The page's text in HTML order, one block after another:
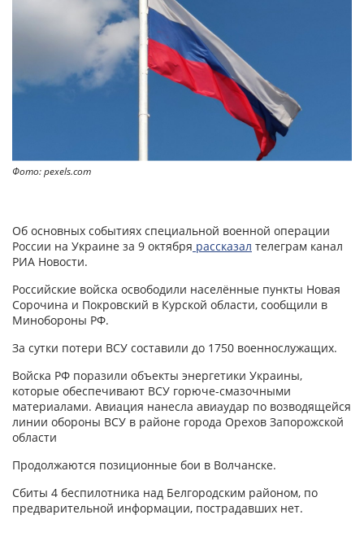
Фото: pexels.com
Об основных событиях специальной военной операции
России на Украине за 9 октября рассказал телеграм канал
РИА Новости.
Российские войска освободили населённые пункты Новая
Сорочина и Покровский в Курской области, сообщили в
Минобороны РФ.
За сутки потери ВСУ составили до 1750 военнослужащих.
Войска РФ поразили объекты энергетики Украины,
которые обеспечивают ВСУ горюче-смазочными
материалами. Авиация нанесла авиаудар по возводящейся
линии обороны ВСУ в районе города Орехов Запорожской
области
Продолжаются позиционные бои в Волчанске.
Сбиты 4 беспилотника над Белгородским районом, по
предварительной информации, пострадавших нет.